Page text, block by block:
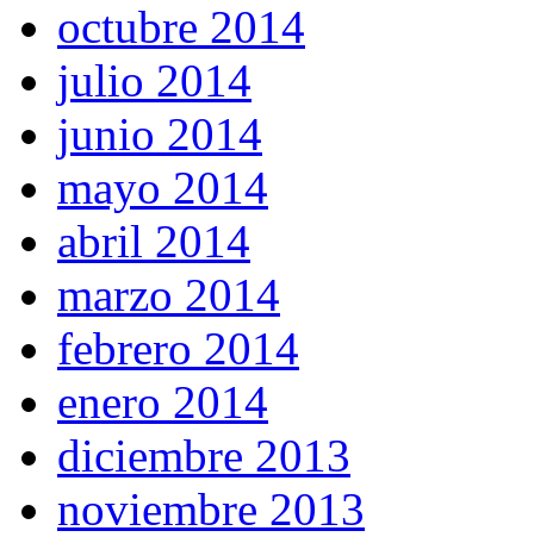
octubre 2014
julio 2014
junio 2014
mayo 2014
abril 2014
marzo 2014
febrero 2014
enero 2014
diciembre 2013
noviembre 2013